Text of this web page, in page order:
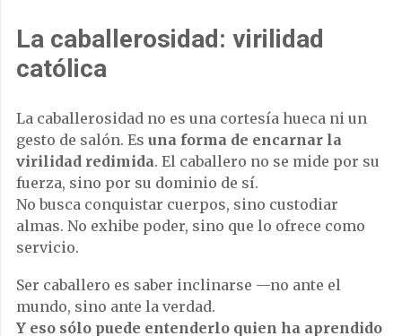
La caballerosidad: virilidad
católica
La caballerosidad no es una cortesía hueca ni un
gesto de salón. Es una forma de encarnar la
virilidad redimida. El caballero no se mide por su
fuerza, sino por su dominio de sí.
No busca conquistar cuerpos, sino custodiar
almas. No exhibe poder, sino que lo ofrece como
servicio.
Ser caballero es saber inclinarse —no ante el
mundo, sino ante la verdad.
Y eso sólo puede entenderlo quien ha aprendido